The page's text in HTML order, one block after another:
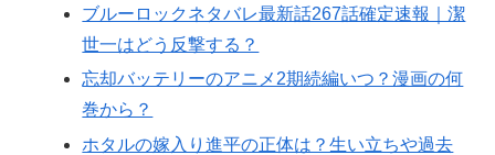
ブルーロックネタバレ最新話267話確定速報｜潔
世一はどう反撃する？
忘却バッテリーのアニメ2期続編いつ？漫画の何
巻から？
ホタルの嫁入り進平の正体は？生い立ちや過去